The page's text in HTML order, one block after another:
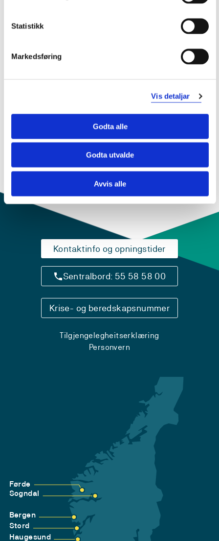
Statistikk
Markedsføring
Vis detaljar
Godta alle
Godta utvalde
Avvis alle
Studiestart 2015h
Studiestart 2013h
Kontaktinfo og opningstider
Sentralbord: 55 58 58 00
Krise- og beredskapsnummer
Tilgjengelegheitserklæring
Personvern
Førde
Sogndal
Bergen
Stord
Haugesund